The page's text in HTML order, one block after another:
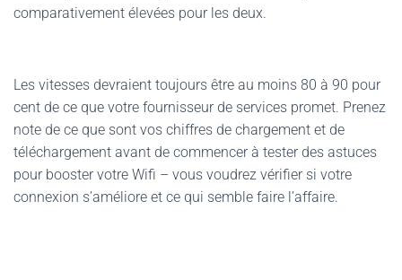
comparativement élevées pour les deux.
Les vitesses devraient toujours être au moins 80 à 90 pour
cent de ce que votre fournisseur de services promet. Prenez
note de ce que sont vos chiffres de chargement et de
téléchargement avant de commencer à tester des astuces
pour booster votre Wifi – vous voudrez vérifier si votre
connexion s’améliore et ce qui semble faire l’affaire.